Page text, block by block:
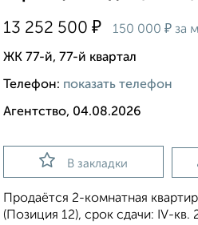
13 252 500 ₽ 150 000 ₽ за
ЖК 77-й, 77-й квартал
Телефон: показать телефон
Агентство, 04.08.2026
В закладки
Продаётся 2-комнатная
(Позиция 12), срок сдачи: IV-